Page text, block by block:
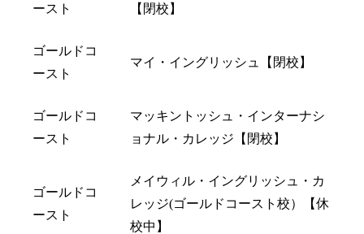
ースト
【閉校】
ゴールドコ
ースト
マイ・イングリッシュ【閉校】
ゴールドコ
ースト
マッキントッシュ・インターナシ
ョナル・カレッジ【閉校】
ゴールドコ
ースト
メイウィル・イングリッシュ・カ
レッジ(ゴールドコースト校）【休
校中】